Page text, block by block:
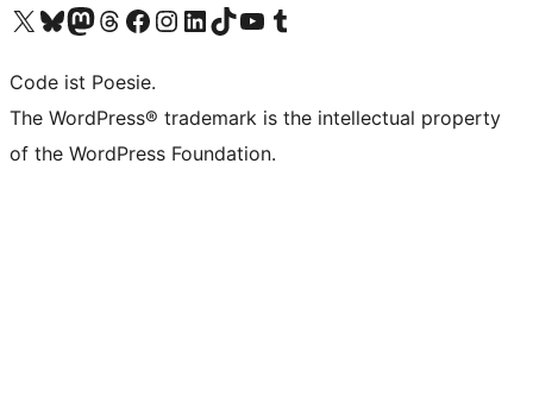
Unser X-Konto (früher Twitter) besuchen
Unser Bluesky-Konto besuchen
Unser Mastodon-Konto besuchen
Unser Threads-Konto besuchen
Unsere Facebook-Seite besuchen
Unser Instagram-Konto besuchen
Unser LinkedIn-Konto besuchen
Unser TikTok-Konto besuchen
Unseren YouTube-Kanal besuchen
Unser Tumblr-Konto besuchen
Code ist Poesie.
The WordPress® trademark is the intellectual property
of the WordPress Foundation.